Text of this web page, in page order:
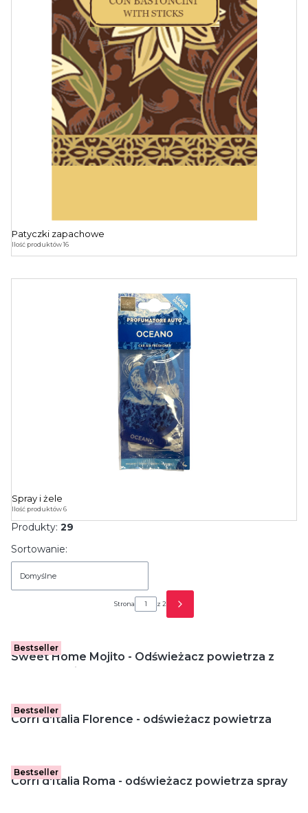
Patyczki zapachowe
Ilość produktów 16
Spray i żele
Ilość produktów 6
Produkty: 29
Lista produktów
Sortowanie:
Domyślne
Strona z 2
Następne produkty
Bestseller
Sweet Home Mojito - Odświeżacz powietrza z
Bestseller
Corri d'Italia Florence - odświeżacz powietrza
Bestseller
Corri d'Italia Roma - odświeżacz powietrza spray